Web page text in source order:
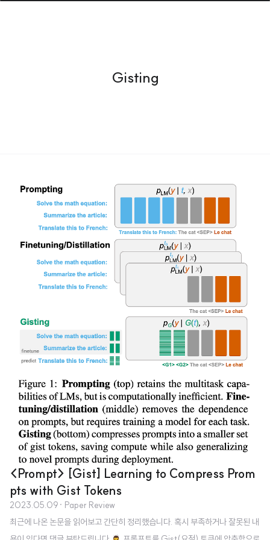
Gisting
<Prompt> [Gist] Learning to Compress Prom
pts with Gist Tokens
2023.05.09 · Paper Review
최근에 나온 논문을 읽어보고 간단히 정리했습니다. 혹시 부족하거나 잘못된 내